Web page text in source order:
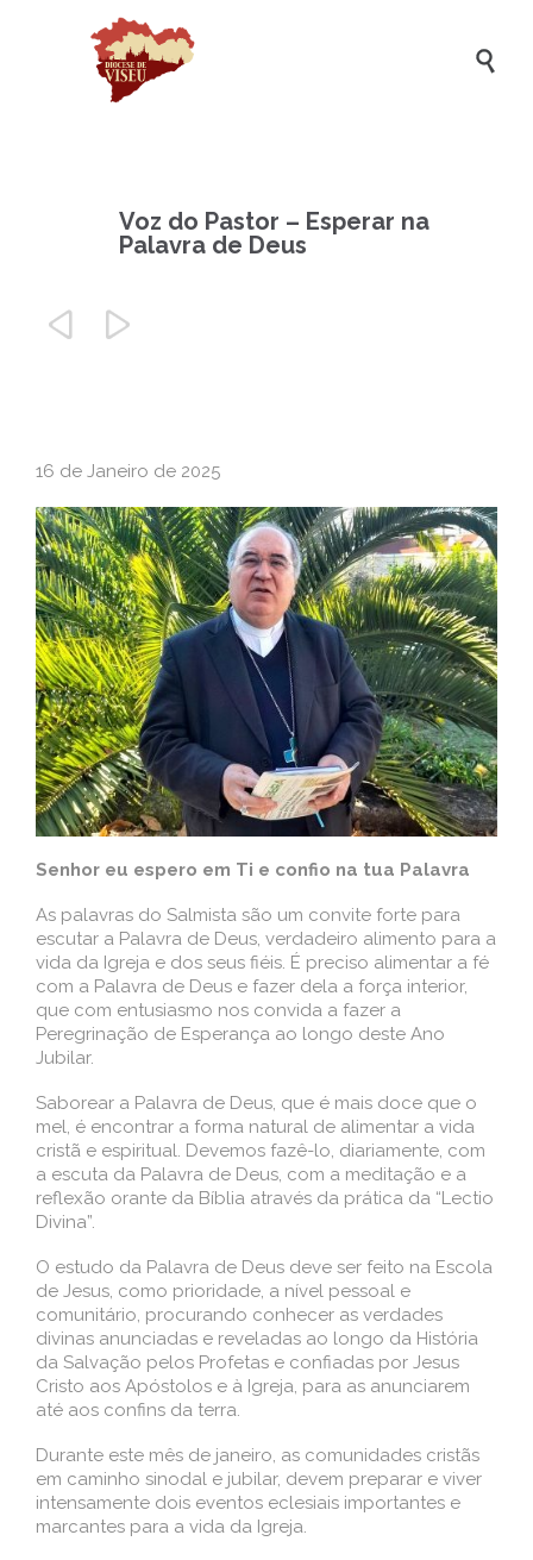

Voz do Pastor – Esperar na
Palavra de Deus
 
16 de Janeiro de 2025
Senhor eu espero em Ti e confio na tua Palavra
As palavras do Salmista são um convite forte para
escutar a Palavra de Deus, verdadeiro alimento para a
vida da Igreja e dos seus fiéis. É preciso alimentar a fé
com a Palavra de Deus e fazer dela a força interior,
que com entusiasmo nos convida a fazer a
Peregrinação de Esperança ao longo deste Ano
Jubilar.
Saborear a Palavra de Deus, que é mais doce que o
mel, é encontrar a forma natural de alimentar a vida
cristã e espiritual. Devemos fazê-lo, diariamente, com
a escuta da Palavra de Deus, com a meditação e a
reflexão orante da Bíblia através da prática da “Lectio
Divina”.
O estudo da Palavra de Deus deve ser feito na Escola
de Jesus, como prioridade, a nível pessoal e
comunitário, procurando conhecer as verdades
divinas anunciadas e reveladas ao longo da História
da Salvação pelos Profetas e confiadas por Jesus
Cristo aos Apóstolos e à Igreja, para as anunciarem
até aos confins da terra.
Durante este mês de janeiro, as comunidades cristãs
em caminho sinodal e jubilar, devem preparar e viver
intensamente dois eventos eclesiais importantes e
marcantes para a vida da Igreja.